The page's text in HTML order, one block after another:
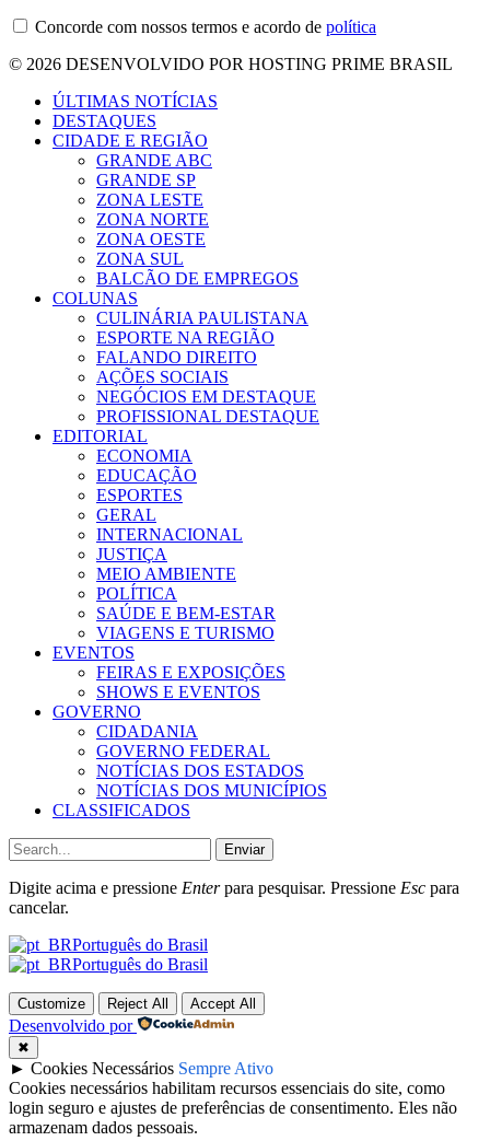
Concorde com nossos termos e acordo de política
© 2026 DESENVOLVIDO POR HOSTING PRIME BRASIL
ÚLTIMAS NOTÍCIAS
DESTAQUES
CIDADE E REGIÃO
GRANDE ABC
GRANDE SP
ZONA LESTE
ZONA NORTE
ZONA OESTE
ZONA SUL
BALCÃO DE EMPREGOS
COLUNAS
CULINÁRIA PAULISTANA
ESPORTE NA REGIÃO
FALANDO DIREITO
AÇÕES SOCIAIS
NEGÓCIOS EM DESTAQUE
PROFISSIONAL DESTAQUE
EDITORIAL
ECONOMIA
EDUCAÇÃO
ESPORTES
GERAL
INTERNACIONAL
JUSTIÇA
MEIO AMBIENTE
POLÍTICA
SAÚDE E BEM-ESTAR
VIAGENS E TURISMO
EVENTOS
FEIRAS E EXPOSIÇÕES
SHOWS E EVENTOS
GOVERNO
CIDADANIA
GOVERNO FEDERAL
NOTÍCIAS DOS ESTADOS
NOTÍCIAS DOS MUNICÍPIOS
CLASSIFICADOS
Enviar
Digite acima e pressione Enterpara pesquisar. Pressione Esc para
cancelar.
Português do Brasil
Português do Brasil
Customize Reject All Accept All
Desenvolvido por
✖
► Cookies Necessários Sempre Ativo
Cookies necessários habilitam recursos essenciais do site, como
login seguro e ajustes de preferências de consentimento. Eles não
armazenam dados pessoais.